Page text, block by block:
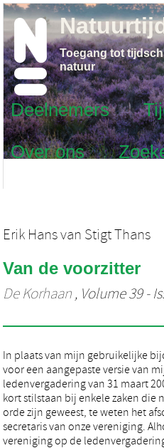
Deelnemers
Over ons
Toegang tot
natuur
Erik Hans van Stigt Thans
Van de voorzitter
De Korhaan , Volume 39 -
In plaats van mijn gebruikelijke
voor een aangepaste versie van
ledenvergadering van 31 maart
kort stilstaan bij enkele zaken die
orde zijn geweest, te weten het
secretaris van onze vereniging.
vereniging op de